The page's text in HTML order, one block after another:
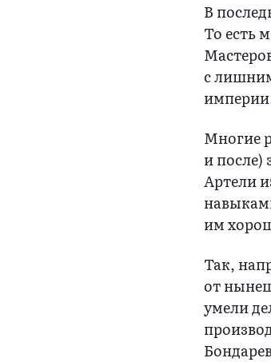
В
То есть
с
Многие
и
Артели
им
Так,
от
умели